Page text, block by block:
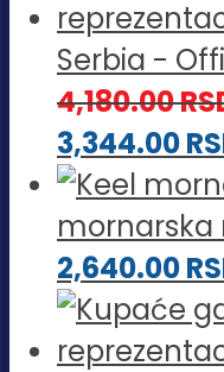
Serbia -
4,180.00
3,344.00
mornarska
2,640.00